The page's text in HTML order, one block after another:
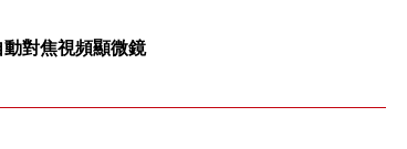
動對焦視頻顯微鏡